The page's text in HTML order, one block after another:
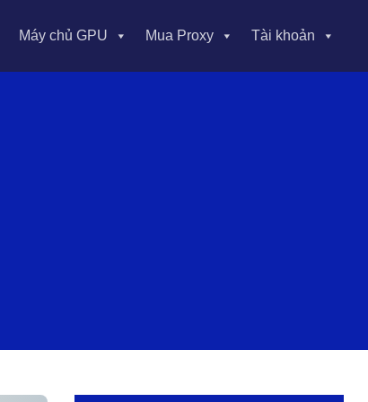
Máy chủ GPU Mua Proxy Tài khoản